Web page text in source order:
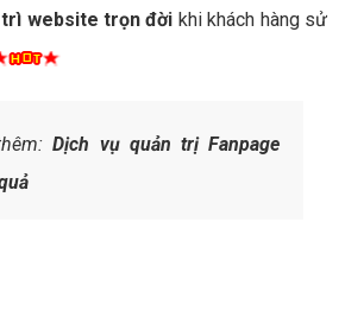
trì website trọn đời khi khách hàng sử
Dịch vụ quản trị Fanpage